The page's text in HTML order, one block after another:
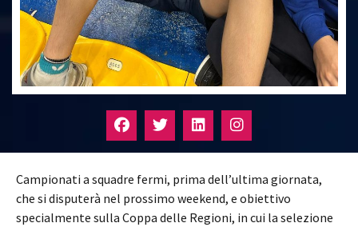
Campionati a squadre fermi, prima dell’ultima giornata,
che si disputerà nel prossimo weekend, e obiettivo
specialmente sulla Coppa delle Regioni, in cui la selezione